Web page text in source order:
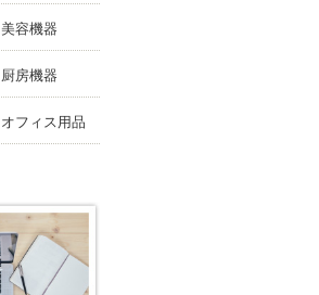
美容機器
厨房機器
オフィス用品